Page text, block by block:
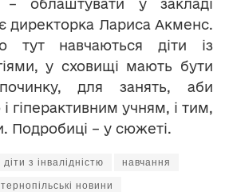
– облаштувати у закладі
директорка Лариса Акменс.
тут навчаються діти із
у сховищі мають бути
для занять, аби
гіперактивним учням, і тим,
Подробиці – у сюжеті.
діти з інвалідністю навчання
тернопільські новини